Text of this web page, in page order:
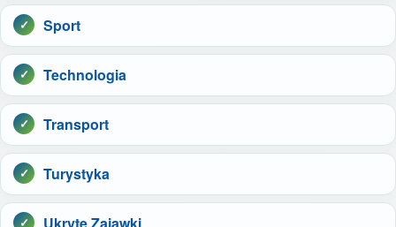
Sport
Technologia
Transport
Turystyka